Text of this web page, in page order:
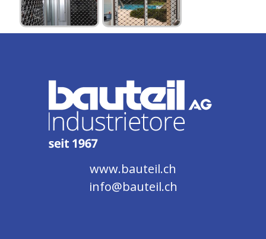
www.bauteil.ch
info@bauteil.ch